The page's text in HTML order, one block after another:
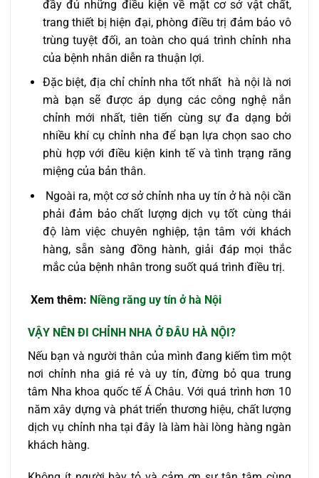
đầy đủ những điều kiện về mặt cơ sở vật chất,
trang thiết bị hiện đại, phòng điều trị đảm bảo vô
trùng tuyệt đối, an toàn cho quá trình chỉnh nha
của bệnh nhân diễn ra thuận lợi.
Đặc biệt, địa chỉ chỉnh nha tốt nhất hà nội là nơi
mà bạn sẽ được áp dụng các công nghệ nắn
chỉnh mới nhất, tiên tiến cùng sự đa dạng bởi
nhiều khí cụ chỉnh nha để bạn lựa chọn sao cho
phù hợp với điều kiện kinh tế và tình trạng răng
miệng của bản thân.
Ngoài ra, một cơ sở chỉnh nha uy tín ở hà nội cần
phải đảm bảo chất lượng dịch vụ tốt cùng thái
độ làm việc chuyên nghiệp, tận tâm với khách
hàng, sẵn sàng đồng hành, giải đáp mọi thắc
mắc của bệnh nhân trong suốt quá trình điều trị.
Xem thêm: Niềng răng uy tín ở hà Nội
VẬY NÊN ĐI CHỈNH NHA Ở ĐÂU HÀ NỘI?
Nếu bạn và người thân của mình đang kiếm tìm một
nơi chỉnh nha giá rẻ và uy tín, đừng bỏ qua trung
tâm Nha khoa quốc tế Á Châu. Với quá trình hơn 10
năm xây dựng và phát triển thương hiệu, chất lượng
dịch vụ chỉnh nha tại đây là làm hài lòng hàng ngàn
khách hàng.